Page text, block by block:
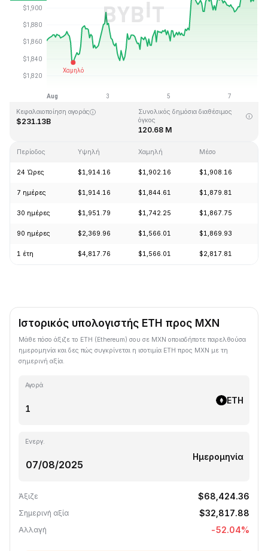
Τελευταία ενημέρωση στις: 2026-08-07, 22:05 GMT+0
$4,946.05 $0.432979
Κεφαλαιοποίηση αγοράς
$231.13B
Συνολικός δημόσια διαθέσιμος
όγκος
120.68 M
Περίοδος Υψηλή Χαμηλή Μέσο
24 Ώρες $1,914.16 $1,902.16 $1,908.16
7 ημέρες $1,914.16 $1,844.61 $1,879.81
30 ημέρες $1,951.79 $1,742.25 $1,867.75
90 ημέρες $2,369.96 $1,566.01 $1,869.93
1 έτη $4,817.76 $1,566.01 $2,817.81
Ιστορικός υπολογιστής ETH προς MXN
Μάθε πόσο άξιζε το ETH (Ethereum) σου σε MXN οποιαδήποτε παρελθούσα
ημερομηνία και δες πώς συγκρίνεται η ισοτιμία ETH προς MXN με τη
σημερινή αξία.
Αγορά
ETH
Ενεργ.
Ημερομηνία
Άξιζε $68,424.36
Σημερινή αξία $32,817.88
Αλλαγή -52.04%